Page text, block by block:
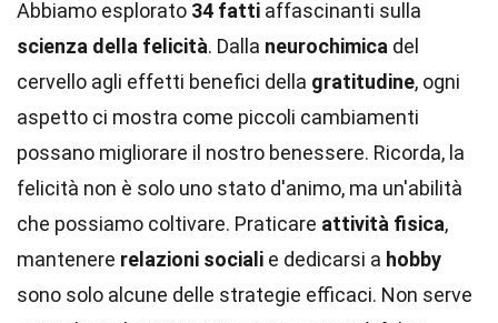
Abbiamo esplorato 34 fatti affascinanti sulla
scienza della felicità. Dalla neurochimica del
cervello agli effetti benefici della gratitudine, ogni
aspetto ci mostra come piccoli cambiamenti
possano migliorare il nostro benessere. Ricorda, la
felicità non è solo uno stato d'animo, ma un'abilità
che possiamo coltivare. Praticare attività fisica,
mantenere relazioni sociali e dedicarsi a hobby
sono solo alcune delle strategie efficaci. Non serve